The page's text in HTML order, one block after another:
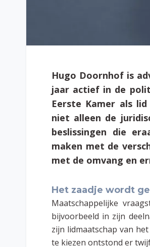
Hugo Doornhof is
jaar actief in de
Eerste Kamer als
niet alleen de
beslissingen die
maken met de
met de omvang en
Het zaadje wordt
Maatschappelijke
bijvoorbeeld in zijn
zijn lidmaatschap van
te kiezen ontstond er